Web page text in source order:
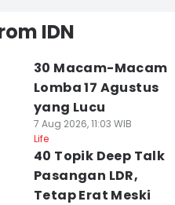
IDN
30 Macam-Macam
Lomba 17 Agustus
yang Lucu
7 Aug 2026, 11:03 WIB
Life
40 Topik Deep Talk
Pasangan LDR,
Tetap Erat Meski